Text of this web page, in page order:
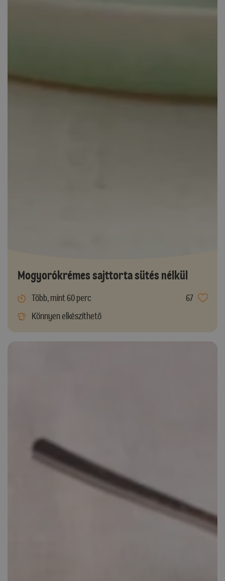
Mogyorókrémes sajttorta sütés nélkül
Több, mint 60 perc
67
Könnyen elkészíthető